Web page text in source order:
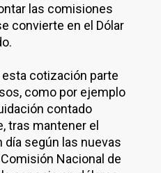
las comisiones
convierte en el Dólar
cotización parte
como por ejemplo
contado
tras mantener el
día según las nuevas
Nacional de